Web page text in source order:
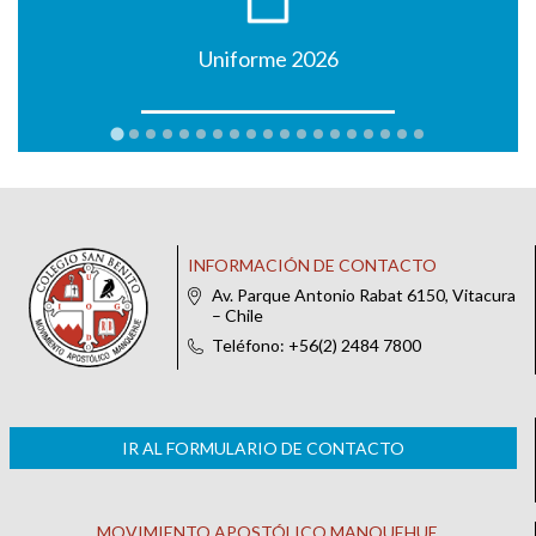
Uniforme 2026
INFORMACIÓN DE CONTACTO
Av. Parque Antonio Rabat 6150, Vitacura
– Chile
Teléfono: +56(2) 2484 7800
IR AL FORMULARIO DE CONTACTO
MOVIMIENTO APOSTÓLICO MANQUEHUE